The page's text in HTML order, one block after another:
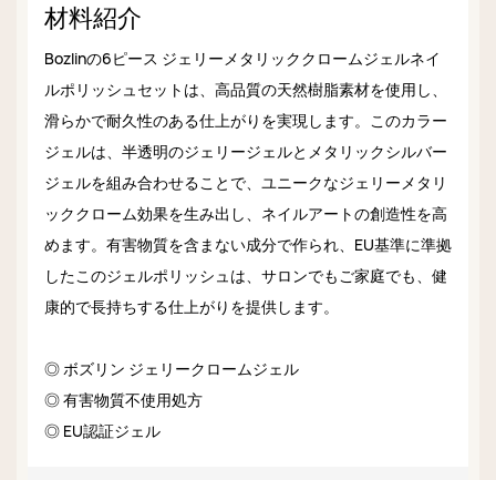
材料紹介
Bozlinの6ピース ジェリーメタリッククロームジェルネイ
ルポリッシュセットは、高品質の天然樹脂素材を使用し、
滑らかで耐久性のある仕上がりを実現します。このカラー
ジェルは、半透明のジェリージェルとメタリックシルバー
ジェルを組み合わせることで、ユニークなジェリーメタリ
ッククローム効果を生み出し、ネイルアートの創造性を高
めます。有害物質を含まない成分で作られ、EU基準に準拠
したこのジェルポリッシュは、サロンでもご家庭でも、健
康的で長持ちする仕上がりを提供します。
◎ ボズリン ジェリークロームジェル
◎ 有害物質不使用処方
◎ EU認証ジェル